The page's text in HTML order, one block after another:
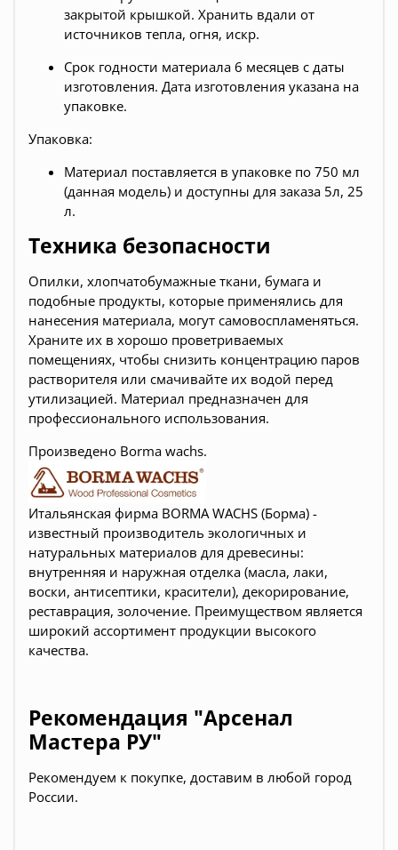
закрытой крышкой. Хранить вдали от
источников тепла, огня, искр.
Срок годности материала 6 месяцев с даты
изготовления. Дата изготовления указана на
упаковке.
Упаковка:
Материал поставляется в упаковке по 750 мл
(данная модель) и доступны для заказа 5л, 25
л.
Техника безопасности
Опилки, хлопчатобумажные ткани, бумага и
подобные продукты, которые применялись для
нанесения материала, могут самовоспламеняться.
Храните их в хорошо проветриваемых
помещениях, чтобы снизить концентрацию паров
растворителя или смачивайте их водой перед
утилизацией. Материал предназначен для
профессионального использования.
Произведено Borma wachs.
Итальянская фирма BORMA WACHS (Борма) -
известный производитель экологичных и
натуральных материалов для древесины:
внутренняя и наружная отделка (масла, лаки,
воски, антисептики, красители), декорирование,
реставрация, золочение. Преимуществом является
широкий ассортимент продукции высокого
качества.
Рекомендация "Арсенал
Мастера РУ"
Рекомендуем к покупке, доставим в любой город
России.